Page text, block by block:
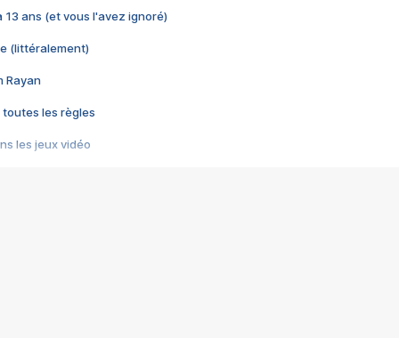
13 ans (et vous l'avez ignoré)
(littéralement)
Rayan
toutes les règles
les jeux vidéo